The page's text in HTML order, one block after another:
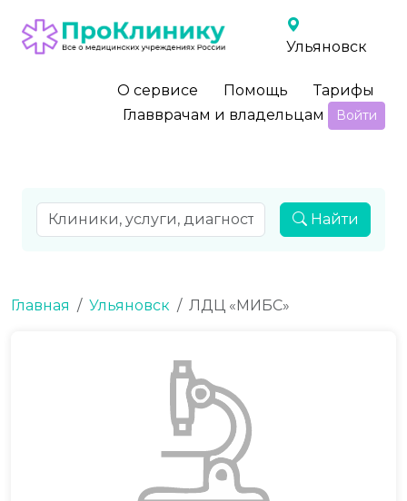
Ульяновск
О сервисе Помощь
Тарифы
Главврачам и владельцам
Войти
Найти
Главная Ульяновск ЛДЦ «МИБС»